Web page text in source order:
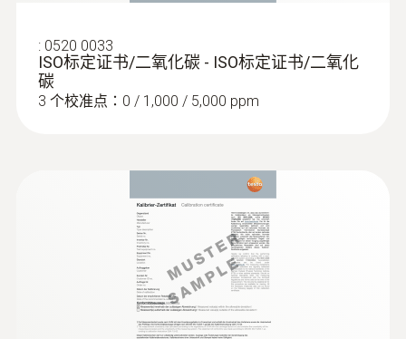
: 0520 0033
ISO标定证书/二氧化碳 - ISO标定证书/二氧化
碳
3 个校准点：0 / 1,000 / 5,000 ppm